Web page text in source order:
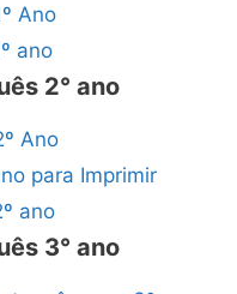
Ano
ano
2° ano
Ano
para Imprimir
ano
3° ano